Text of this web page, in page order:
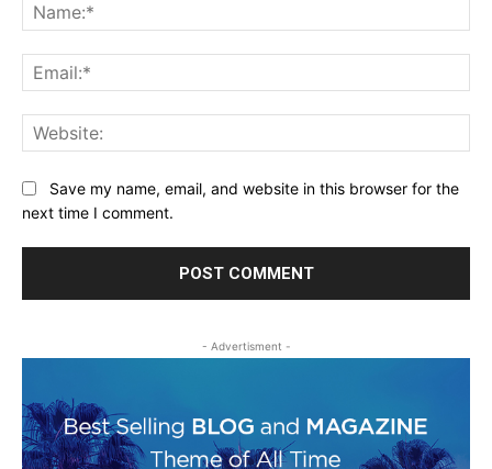
Save my name, email, and website in this browser for the
next time I comment.
- Advertisment -